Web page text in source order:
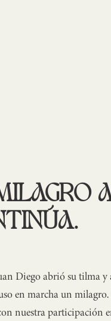
Diego abrió su tilma y
en marcha un
nuestra participación